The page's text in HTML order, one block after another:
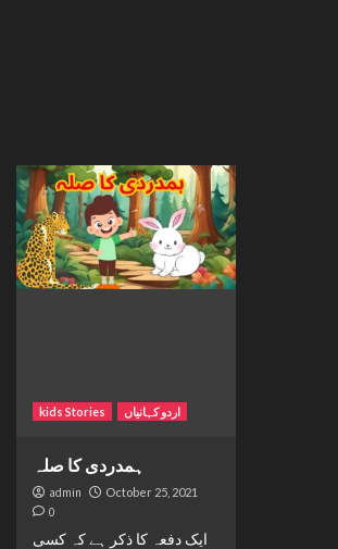
kids Stories اردو کہانیاں
ہمدردی کا صلہ
admin October 25, 2021
0
ایک دفعہ کا ذکر ہے کہ کسی